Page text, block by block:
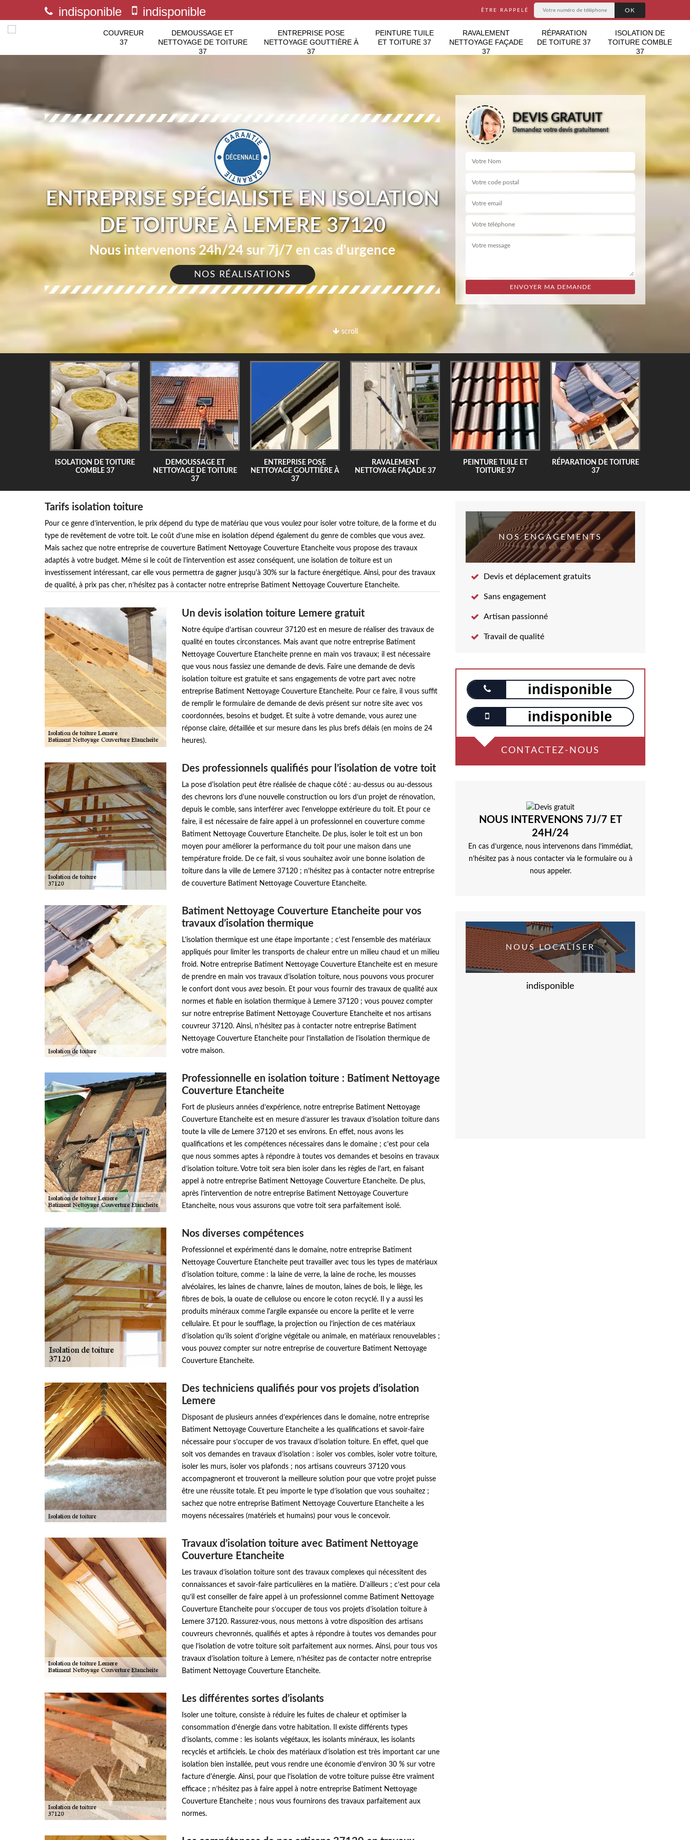
indisponible indisponible ÊTRE RAPPELÉ
COUVREUR
37
DEMOUSSAGE ET
NETTOYAGE DE TOITURE
37
ENTREPRISE POSE
NETTOYAGE GOUTTIÈRE À
37
PEINTURE TUILE
ET TOITURE 37
RAVALEMENT
NETTOYAGE FAÇADE
37
RÉPARATION
DE TOITURE 37
ISOLATION DE
TOITURE COMBLE
37
scroll
ENTREPRISE SPÉCIALISTE EN ISOLATION
DE TOITURE À LEMERE 37120
Nous intervenons 24h/24 sur 7j/7 en cas d'urgence
NOS RÉALISATIONS
DEVIS GRATUIT
Demandez votre devis gratuitement
ISOLATION DE TOITURE
COMBLE 37
DEMOUSSAGE ET
NETTOYAGE DE TOITURE
37
ENTREPRISE POSE
NETTOYAGE GOUTTIÈRE À
37
RAVALEMENT
NETTOYAGE FAÇADE 37
PEINTURE TUILE ET
TOITURE 37
RÉPARATION DE TOITURE
37
Tarifs isolation toiture
Pour ce genre d’intervention, le prix dépend du type de matériau que vous voulez pour isoler votre toiture, de la forme et du
type de revêtement de votre toit. Le coût d’une mise en isolation dépend également du genre de combles que vous avez.
Mais sachez que notre entreprise de couverture Batiment Nettoyage Couverture Etancheite vous propose des travaux
adaptés à votre budget. Même si le coût de l’intervention est assez conséquent, une isolation de toiture est un
investissement intéressant, car elle vous permettra de gagner jusqu'à 30% sur la facture énergétique. Ainsi, pour des travaux
de qualité, à prix pas cher, n’hésitez pas à contacter notre entreprise Batiment Nettoyage Couverture Etancheite.
Un devis isolation toiture Lemere gratuit
Notre équipe d’artisan couvreur 37120 est en mesure de réaliser des travaux de
qualité en toutes circonstances. Mais avant que notre entreprise Batiment
Nettoyage Couverture Etancheite prenne en main vos travaux; il est nécessaire
que vous nous fassiez une demande de devis. Faire une demande de devis
isolation toiture est gratuite et sans engagements de votre part avec notre
entreprise Batiment Nettoyage Couverture Etancheite. Pour ce faire, il vous suffit
de remplir le formulaire de demande de devis présent sur notre site avec vos
coordonnées, besoins et budget. Et suite à votre demande, vous aurez une
réponse claire, détaillée et sur mesure dans les plus brefs délais (en moins de 24
heures).
Des professionnels qualifiés pour l’isolation de votre toit
La pose d'isolation peut être réalisée de chaque côté : au-dessus ou au-dessous
des chevrons lors d'une nouvelle construction ou lors d’un projet de rénovation,
depuis le comble, sans interférer avec l'enveloppe extérieure du toit. Et pour ce
faire, il est nécessaire de faire appel à un professionnel en couverture comme
Batiment Nettoyage Couverture Etancheite. De plus, isoler le toit est un bon
moyen pour améliorer la performance du toit pour une maison dans une
température froide. De ce fait, si vous souhaitez avoir une bonne isolation de
toiture dans la ville de Lemere 37120 ; n’hésitez pas à contacter notre entreprise
de couverture Batiment Nettoyage Couverture Etancheite.
Batiment Nettoyage Couverture Etancheite pour vos
travaux d’isolation thermique
L’isolation thermique est une étape importante ; c’est l'ensemble des matériaux
appliqués pour limiter les transports de chaleur entre un milieu chaud et un milieu
froid. Notre entreprise Batiment Nettoyage Couverture Etancheite est en mesure
de prendre en main vos travaux d’isolation toiture, nous pouvons vous procurer
le confort dont vous avez besoin. Et pour vous fournir des travaux de qualité aux
normes et fiable en isolation thermique à Lemere 37120 ; vous pouvez compter
sur notre entreprise Batiment Nettoyage Couverture Etancheite et nos artisans
couvreur 37120. Ainsi, n’hésitez pas à contacter notre entreprise Batiment
Nettoyage Couverture Etancheite pour l’installation de l’isolation thermique de
votre maison.
Professionnelle en isolation toiture : Batiment Nettoyage
Couverture Etancheite
Fort de plusieurs années d’expérience, notre entreprise Batiment Nettoyage
Couverture Etancheite est en mesure d’assurer les travaux d’isolation toiture dans
toute la ville de Lemere 37120 et ses environs. En effet, nous avons les
qualifications et les compétences nécessaires dans le domaine ; c’est pour cela
que nous sommes aptes à répondre à toutes vos demandes et besoins en travaux
d’isolation toiture. Votre toit sera bien isoler dans les règles de l’art, en faisant
appel à notre entreprise Batiment Nettoyage Couverture Etancheite. De plus,
après l’intervention de notre entreprise Batiment Nettoyage Couverture
Etancheite, nous vous assurons que votre toit sera parfaitement isolé.
Nos diverses compétences
Professionnel et expérimenté dans le domaine, notre entreprise Batiment
Nettoyage Couverture Etancheite peut travailler avec tous les types de matériaux
d’isolation toiture, comme : la laine de verre, la laine de roche, les mousses
alvéolaires, les laines de chanvre, laines de mouton, laines de bois, le liège, les
fibres de bois, la ouate de cellulose ou encore le coton recyclé. Il y a aussi les
produits minéraux comme l'argile expansée ou encore la perlite et le verre
cellulaire. Et pour le soufflage, la projection ou l’injection de ces matériaux
d’isolation qu’ils soient d'origine végétale ou animale, en matériaux renouvelables ;
vous pouvez compter sur notre entreprise de couverture Batiment Nettoyage
Couverture Etancheite.
Des techniciens qualifiés pour vos projets d’isolation
Lemere
Disposant de plusieurs années d’expériences dans le domaine, notre entreprise
Batiment Nettoyage Couverture Etancheite a les qualifications et savoir-faire
nécessaire pour s’occuper de vos travaux d’isolation toiture. En effet, quel que
soit vos demandes en travaux d’isolation : isoler vos combles, isoler votre toiture,
isoler les murs, isoler vos plafonds ; nos artisans couvreurs 37120 vous
accompagneront et trouveront la meilleure solution pour que votre projet puisse
être une réussite totale. Et peu importe le type d’isolation que vous souhaitez ;
sachez que notre entreprise Batiment Nettoyage Couverture Etancheite a les
moyens nécessaires (matériels et humains) pour vous le concevoir.
Travaux d’isolation toiture avec Batiment Nettoyage
Couverture Etancheite
Les travaux d’isolation toiture sont des travaux complexes qui nécessitent des
connaissances et savoir-faire particulières en la matière. D’ailleurs ; c’est pour cela
qu’il est conseiller de faire appel à un professionnel comme Batiment Nettoyage
Couverture Etancheite pour s’occuper de tous vos projets d’isolation toiture à
Lemere 37120. Rassurez-vous, nous mettons à votre disposition des artisans
couvreurs chevronnés, qualifiés et aptes à répondre à toutes vos demandes pour
que l’isolation de votre toiture soit parfaitement aux normes. Ainsi, pour tous vos
travaux d’isolation toiture à Lemere, n’hésitez pas de contacter notre entreprise
Batiment Nettoyage Couverture Etancheite.
Les différentes sortes d’isolants
Isoler une toiture, consiste à réduire les fuites de chaleur et optimiser la
consommation d'énergie dans votre habitation. Il existe différents types
d’isolants, comme : les isolants végétaux, les isolants minéraux, les isolants
recyclés et artificiels. Le choix des matériaux d’isolation est très important car une
isolation bien installée, peut vous rendre une économie d’environ 30 % sur votre
facture d'énergie. Ainsi, pour que l’isolation de votre toiture puisse être vraiment
efficace ; n’hésitez pas à faire appel à notre entreprise Batiment Nettoyage
Couverture Etancheite ; nous vous fournirons des travaux parfaitement aux
normes.
NOS ENGAGEMENTS
Devis et déplacement gratuits
Sans engagement
Artisan passionné
Travail de qualité
indisponible
indisponible
CONTACTEZ-NOUS
NOUS INTERVENONS 7J/7 ET
24H/24
En cas d’urgence, nous intervenons dans l’immédiat,
n’hésitez pas à nous contacter via le formulaire ou à
nous appeler.
NOUS LOCALISER
indisponible